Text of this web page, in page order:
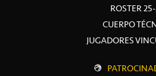
ROSTER
CUERPO
JUGADORES